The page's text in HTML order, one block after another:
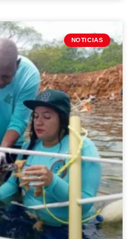
NOTICIAS